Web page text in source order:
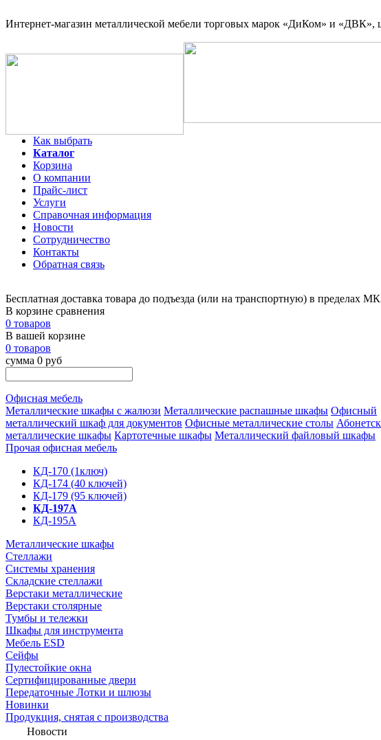
Интернет-магазин металлической мебели торговых марок «ДиКом» и «ДВК»,
Как выбрать
Каталог
Корзина
О компании
Прайс-лист
Услуги
Справочная информация
Новости
Сотрудничество
Контакты
Обратная связь
Бесплатная доставка товара до подъезда (или на транспортную) в пределах
В корзине сравнения
0 товаров
В вашей корзине
0 товаров
сумма 0 руб
Офисная мебель
Металлические шкафы с жалюзи Металлические распашные шкафы Офисный
металлический шкаф для документов Офисные металлические столы
металлические шкафы Картотечные шкафы Металлический файловый шкафы
Прочая офисная мебель
КД-170 (1ключ)
КД-174 (40 ключей)
КД-179 (95 ключей)
КД-197А
КД-195А
Металлические шкафы
Стеллажи
Системы хранения
Складские стеллажи
Верстаки металлические
Верстаки столярные
Тумбы и тележки
Шкафы для инструмента
Мебель ESD
Сейфы
Пулестойкие окна
Сертифицированные двери
Передаточные Лотки и шлюзы
Новинки
Продукция, снятая с производства
Новости